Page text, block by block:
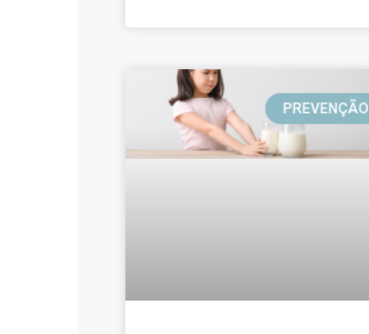
PREVENÇÃO